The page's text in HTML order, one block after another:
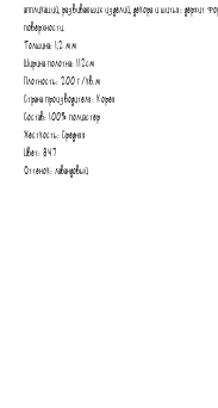
аппликаций, развивающих изделий, декора и шитья: держит
поверхности.
Толщина: 1,2 мм
Ширина полотна: 112см
Плотность: 200 г/кв.м
Страна производителя: Корея
Состав: 100% полиэстер
Жесткость: Средняя
Цвет: 847
Оттенок: лавандовый